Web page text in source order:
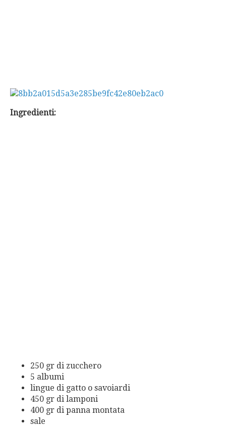
Ingredienti:
250 gr di zucchero
5 albumi
lingue di gatto o savoiardi
450 gr di lamponi
400 gr di panna montata
sale